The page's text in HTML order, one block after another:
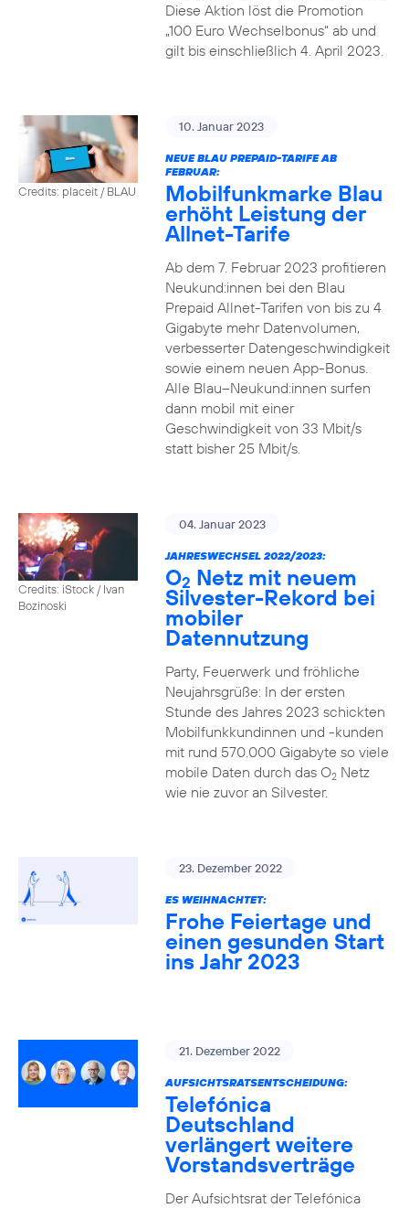
Diese Aktion löst die Promotion
„100 Euro Wechselbonus“ ab und
gilt bis einschließlich 4. April 2023.
Credits: placeit / BLAU
10. Januar 2023
NEUE BLAU PREPAID-TARIFE AB
FEBRUAR:
Mobilfunkmarke Blau
erhöht Leistung der
Allnet-Tarife
Ab dem 7. Februar 2023 profitieren
Neukund:innen bei den Blau
Prepaid Allnet-Tarifen von bis zu 4
Gigabyte mehr Datenvolumen,
verbesserter Datengeschwindigkeit
sowie einem neuen App-Bonus.
Alle Blau–Neukund:innen surfen
dann mobil mit einer
Geschwindigkeit von 33 Mbit/s
statt bisher 25 Mbit/s.
Credits: iStock / Ivan
Bozinoski
04. Januar 2023
JAHRESWECHSEL 2022/2023:
O2 Netz mit neuem
Silvester-Rekord bei
mobiler
Datennutzung
Party, Feuerwerk und fröhliche
Neujahrsgrüße: In der ersten
Stunde des Jahres 2023 schickten
Mobilfunkkundinnen und -kunden
mit rund 570.000 Gigabyte so viele
mobile Daten durch das O2Netz
wie nie zuvor an Silvester.
23. Dezember 2022
ES WEIHNACHTET:
Frohe Feiertage und
einen gesunden Start
ins Jahr 2023
21. Dezember 2022
AUFSICHTSRATSENTSCHEIDUNG:
Telefónica
Deutschland
verlängert weitere
Vorstandsverträge
Der Aufsichtsrat der Telefónica